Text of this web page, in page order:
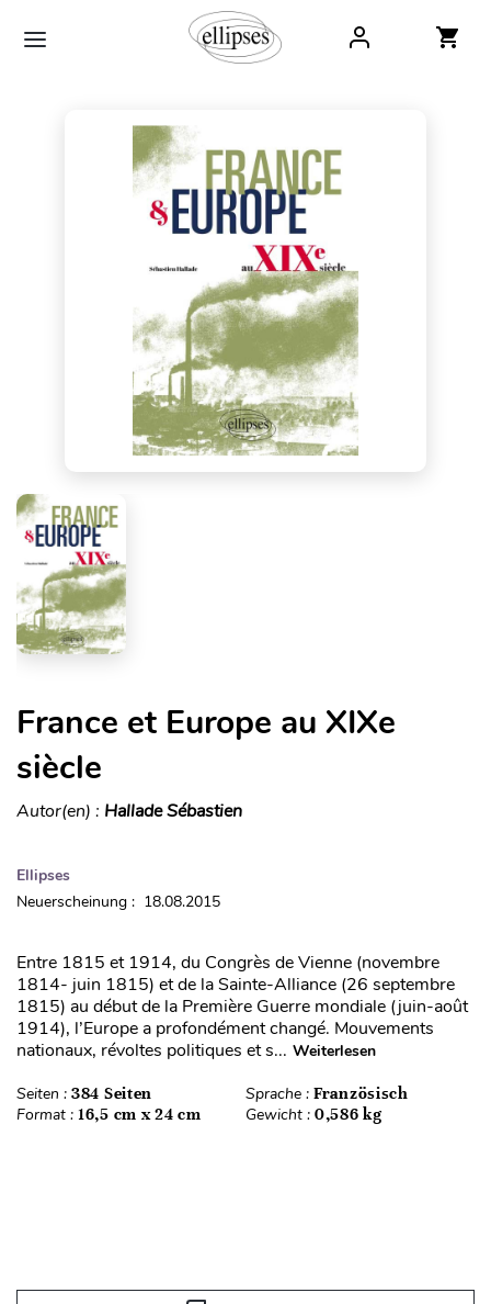
France et Europe au XIXe
siècle
Autor(en) : Hallade Sébastien
Ellipses
Neuerscheinung : 18.08.2015
Entre 1815 et 1914, du Congrès de Vienne (novembre
1814- juin 1815) et de la Sainte-Alliance (26 septembre
1815) au début de la Première Guerre mondiale (juin-août
1914), l’Europe a profondément changé. Mouvements
nationaux, révoltes politiques et s... Weiterlesen
Seiten : 384 Seiten Sprache : Französisch
Format : 16,5 cm x 24 cm Gewicht : 0,586 kg